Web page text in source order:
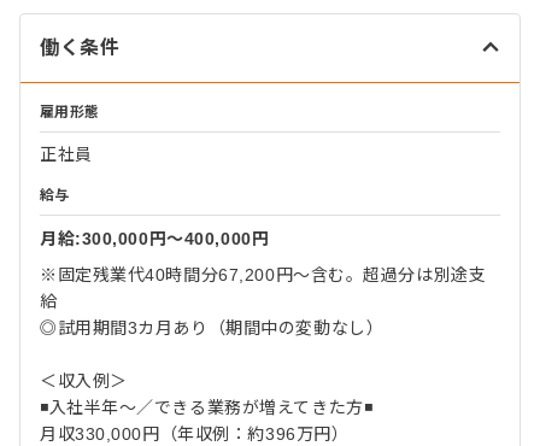
働く条件
雇用形態
正社員
給与
月給:300,000円〜400,000円
※固定残業代40時間分67,200円～含む。超過分は別途支
給
◎試用期間3カ月あり（期間中の変動なし）
＜収入例＞
◾️入社半年〜／できる業務が増えてきた方◾️
月収330,000円（年収例：約396万円）